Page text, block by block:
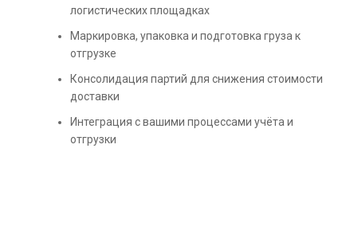
логистических площадках
Маркировка, упаковка и подготовка груза к
отгрузке
Консолидация партий для снижения стоимости
доставки
Интеграция с вашими процессами учёта и
отгрузки